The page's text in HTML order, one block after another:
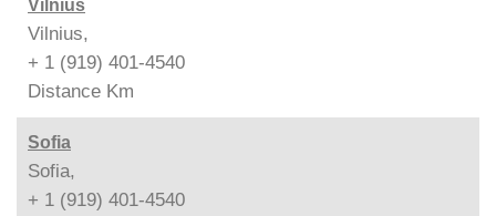
Vilnius
Vilnius,
+ 1 (919) 401-4540
Distance Km
Sofia
Sofia,
+ 1 (919) 401-4540